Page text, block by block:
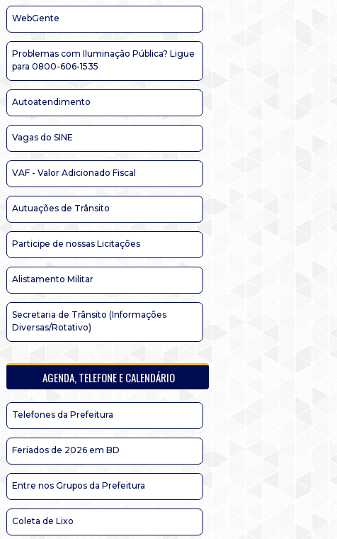
WebGente
Problemas com Iluminação Pública? Ligue
para 0800-606-1535
Autoatendimento
Vagas do SINE
VAF - Valor Adicionado Fiscal
Autuações de Trânsito
Participe de nossas Licitações
Alistamento Militar
Secretaria de Trânsito (Informações
Diversas/Rotativo)
AGENDA, TELEFONE E CALENDÁRIO
Telefones da Prefeitura
Feriados de 2026 em BD
Entre nos Grupos da Prefeitura
Coleta de Lixo